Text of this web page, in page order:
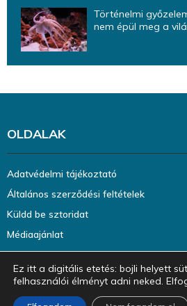
Történelmi
nem épül meg a
OLDALAK
Adatvédelmi tájékoztató
Általános szerződési feltételek
Küldd be sztoridat
Médiaajánlat
Ez itt a digitális etetés: bojli helyett
felhasználói élményt adni neked.